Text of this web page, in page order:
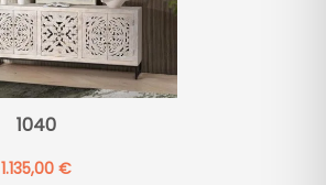
1040
1.135,00 €